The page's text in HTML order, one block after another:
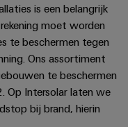
is een belangrijk
moet worden
te beschermen tegen
Ons assortiment
te beschermen
Op Intersolar laten we
bij brand, hierin